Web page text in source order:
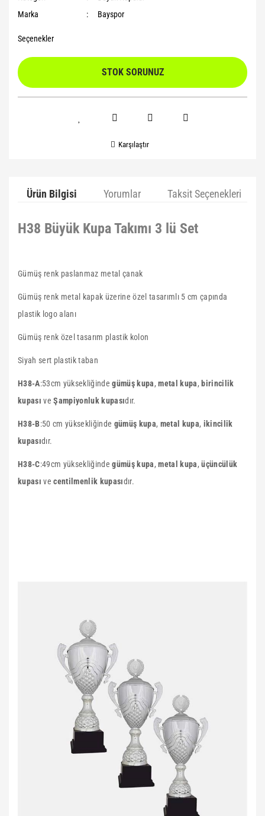
Marka
Bayspor
Seçenekler
STOK SORUNUZ
Karşılaştır
Ürün Bilgisi Yorumlar Taksit Seçenekleri
H38 Büyük Kupa Takımı 3 lü Set
Gümüş renk paslanmaz metal çanak
Gümüş renk metal kapak üzerine özel tasarımlı 5 cm çapında
plastik logo alanı
Gümüş renk özel tasarım plastik kolon
Siyah sert plastik taban
H38-A:53cm yüksekliğindegümüş kupa,metal kupa, birincilik
kupası veŞampiyonluk kupasıdır.
H38-B:50 cm yüksekliğinde gümüş kupa, metal kupa, ikincilik
kupasıdır.
H38-C:49cm yüksekliğindegümüş kupa, metal kupa,üçüncülük
kupası vecentilmenlik kupasıdır.